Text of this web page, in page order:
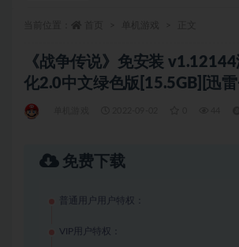
《战争传说》免安装
化2.0中文绿色版[15.5GB][迅雷
免费下载
普通用户用户特权：
VIP用户特权：